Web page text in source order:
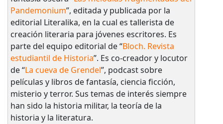
Pandemonium”, editada y publicada por la
editorial Literalika, en la cual es tallerista de
creación literaria para jóvenes escritores. Es
parte del equipo editorial de “Bloch. Revista
estudiantil de Historia”. Es co-creador y locutor
de “La cueva de Grendel”, podcast sobre
películas y libros de fantasía, ciencia ficción,
misterio y terror. Sus temas de interés siempre
han sido la historia militar, la teoría de la
historia y la literatura.